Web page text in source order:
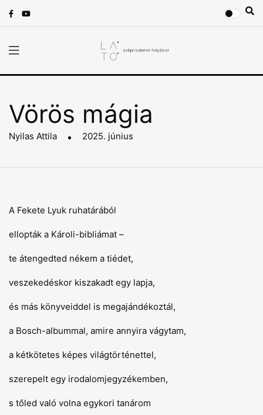
Vörös mágia
Nyilas Attila 2025. június
A Fekete Lyuk ruhatárából
ellopták a Károli-bibliámat –
te átengedted nékem a tiédet,
veszekedéskor kiszakadt egy lapja,
és más könyveiddel is megajándékoztál,
a Bosch-albummal, amire annyira vágytam,
a kétkötetes képes világtörténettel,
szerepelt egy irodalomjegyzékemben,
s tőled való volna egykori tanárom